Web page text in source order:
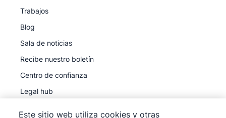
Trabajos
Blog
Sala de noticias
Recibe nuestro boletín
Centro de confianza
Legal hub
Este sitio web utiliza cookies y otras